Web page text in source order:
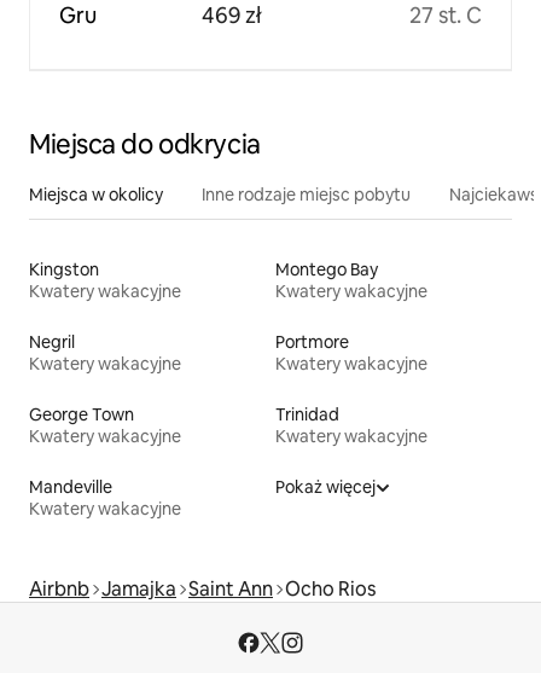
Gru 469 zł 27 st. C
Miejsca do odkrycia
Miejsca w okolicy Inne rodzaje miejsc pobytu
Kingston
Kwatery wakacyjne
Montego Bay
Kwatery wakacyjne
Negril
Kwatery wakacyjne
Portmore
Kwatery wakacyjne
George Town
Kwatery wakacyjne
Trinidad
Kwatery wakacyjne
Mandeville
Kwatery wakacyjne
Pokaż więcej
Airbnb Jamajka Saint Ann Ocho Rios